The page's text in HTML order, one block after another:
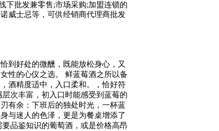
下批发兼零售;市场采购;加盟连锁的
威士忌等，可供经销商代理商批发
到好处的微醺，既能放松身心，又
性的心仪之选。 鲜蓝莓酒之所以备
酒精度适中，入口柔和。，恰好符
次丰富，初入口时能感受到蓝莓的
有余：下班后的独处时光，一杯蓝
与迷人的色泽，更是为餐桌增添了
品鉴知识的葡萄酒，或是价格高昂